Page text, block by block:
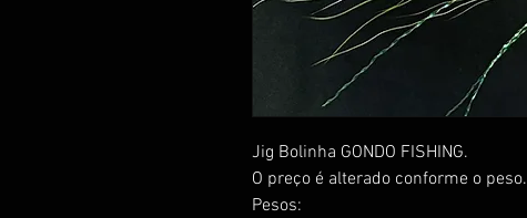
Jig Bolinha GONDO FISHING.
O preço é alterado conforme o peso.
Pesos: